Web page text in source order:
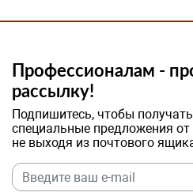
Профессионалам -
рассылку!
Подпишитесь, чтобы
специальные предложения от
не выходя из почтового